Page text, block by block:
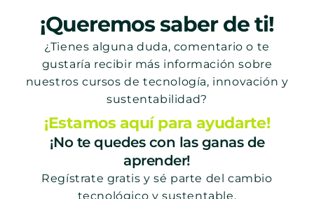
¡Queremos saber de ti!
¿Tienes alguna duda, comentario o te
gustaría recibir más información sobre
nuestros cursos de tecnología, innovación y
sustentabilidad?
¡Estamos aquí para ayudarte!
¡No te quedes con las ganas de
aprender!
Regístrate gratis y sé parte del cambio
tecnológico y sustentable.